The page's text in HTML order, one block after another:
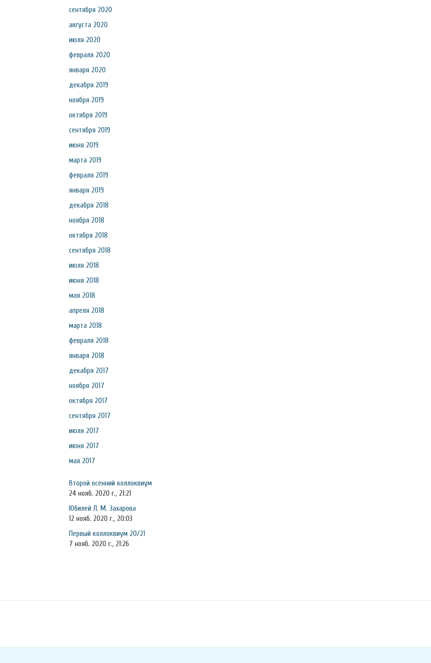
сентября 2020
августа 2020
июля 2020
февраля 2020
января 2020
декабря 2019
ноября 2019
октября 2019
сентября 2019
июня 2019
марта 2019
февраля 2019
января 2019
декабря 2018
ноября 2018
октября 2018
сентября 2018
июля 2018
июня 2018
мая 2018
апреля 2018
марта 2018
февраля 2018
января 2018
декабря 2017
ноября 2017
октября 2017
сентября 2017
июля 2017
июня 2017
мая 2017
Второй осенний коллоквиум
24 нояб. 2020 г., 21:21
Юбилей Л. М. Захарова
12 нояб. 2020 г., 20:03
Первый коллоквиум 20/21
7 нояб. 2020 г., 21:26